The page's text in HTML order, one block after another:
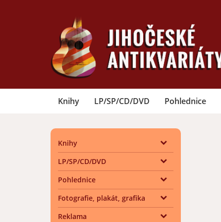
Knihy LP/SP/CD/DVD Pohlednice
Knihy
LP/SP/CD/DVD
Pohlednice
Fotografie, plakát, grafika
Reklama